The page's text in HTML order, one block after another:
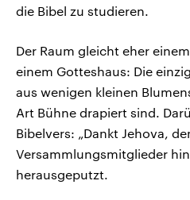
die Bibel zu studieren.
Der Raum gleicht eher
einem Gotteshaus: Die
aus wenigen kleinen
Art Bühne drapiert sind.
Bibelvers: „Dankt Jehova,
Versammlungsmitglieder
herausgeputzt.